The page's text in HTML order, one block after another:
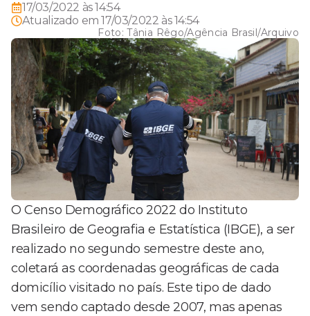
17/03/2022 às 14:54
Atualizado em17/03/2022 às 14:54
Foto:Tânia Rêgo/Agência Brasil/Arquivo
O Censo Demográfico 2022 do Instituto
Brasileiro de Geografia e Estatística (IBGE), a ser
realizado no segundo semestre deste ano,
coletará as coordenadas geográficas de cada
domicílio visitado no país. Este tipo de dado
vem sendo captado desde 2007, mas apenas